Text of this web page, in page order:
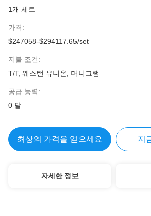
1개 세트
가격:
$247058-$294117.65/set
지불 조건:
T/T, 웨스턴 유니온, 머니그램
공급 능력:
0 달
최상의 가격을 얻으세요 지
자세한 정보